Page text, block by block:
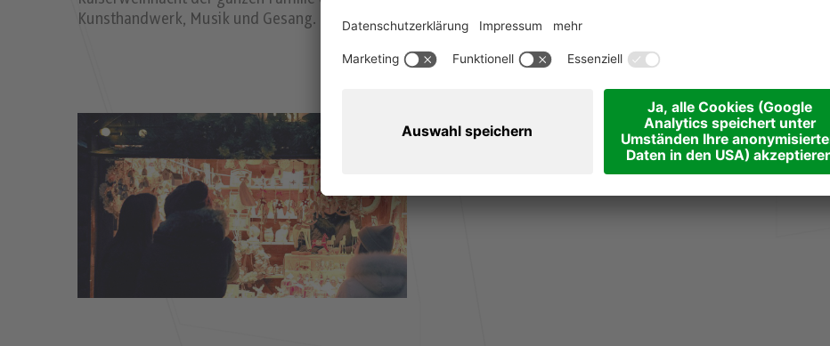
Kunsthandwerk, Musik und Gesang.